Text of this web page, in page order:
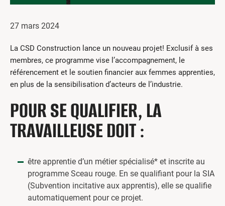
27 mars 2024
La CSD Construction lance un nouveau projet! Exclusif à ses
membres, ce programme vise l’accompagnement, le
référencement et le soutien financier aux femmes apprenties,
en plus de la sensibilisation d’acteurs de l’industrie.
POUR SE QUALIFIER, LA
TRAVAILLEUSE DOIT :
être apprentie d’un métier spécialisé* et inscrite au
programme Sceau rouge. En se qualifiant pour la SIA
(Subvention incitative aux apprentis), elle se qualifie
automatiquement pour ce projet.